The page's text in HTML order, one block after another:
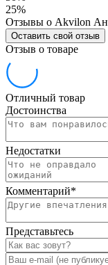
25%
Отзывы о Akvilon
Оставить свой отзыв
Отзыв о товаре
Отличный товар
Достоинства
Недостатки
Комментарий*
Представьтесь